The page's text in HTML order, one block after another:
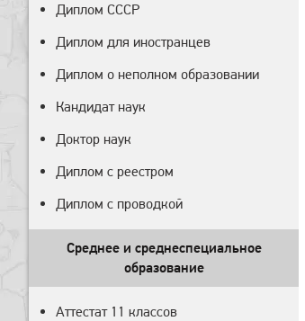
Диплом СССР
Диплом для иностранцев
Диплом о неполном образовании
Кандидат наук
Доктор наук
Диплом с реестром
Диплом с проводкой
Среднее и среднеспециальное
образование
Аттестат 11 классов